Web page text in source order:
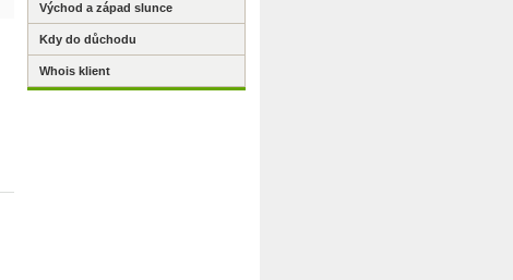
Východ a západ slunce
Kdy do důchodu
Whois klient